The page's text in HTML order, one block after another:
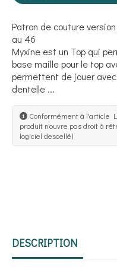
Patron de couture
au 46
Myxine est un Top qui
base maille pour le top
permettent de jouer
dentelle ...
Conformément à l'article
produit n'ouvre pas droit à
logiciel descellé)
DESCRIPTION